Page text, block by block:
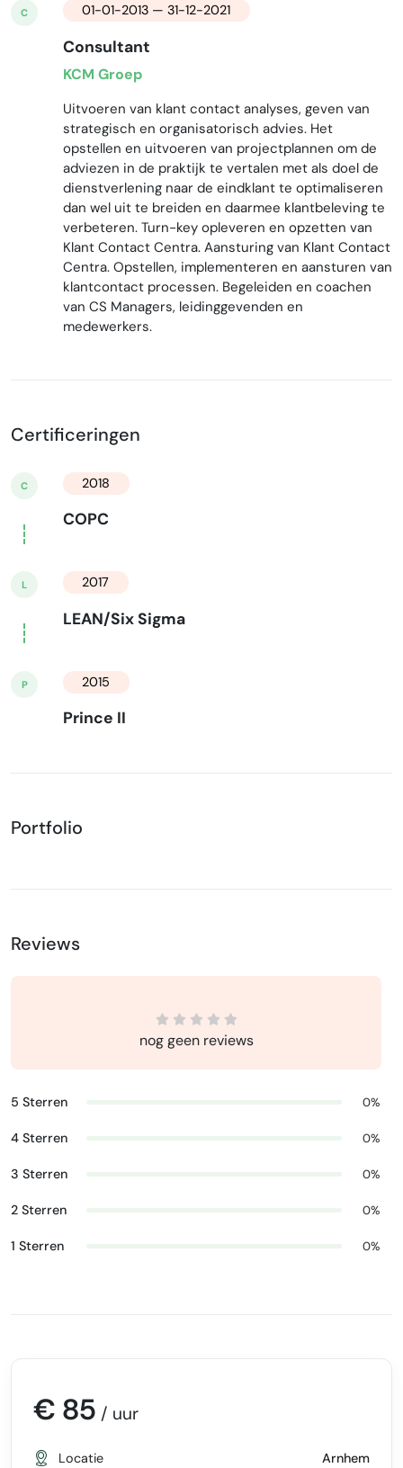
C 01-01-2013 — 31-12-2021
Consultant
KCM Groep
Uitvoeren van klant contact analyses, geven van
strategisch en organisatorisch advies. Het
opstellen en uitvoeren van projectplannen om de
adviezen in de praktijk te vertalen met als doel de
dienstverlening naar de eindklant te optimaliseren
dan wel uit te breiden en daarmee klantbeleving te
verbeteren. Turn-key opleveren en opzetten van
Klant Contact Centra. Aansturing van Klant Contact
Centra. Opstellen, implementeren en aansturen van
klantcontact processen. Begeleiden en coachen
van CS Managers, leidinggevenden en
medewerkers.
Certificeringen
C 2018
COPC
L 2017
LEAN/Six Sigma
P 2015
Prince II
Portfolio
Reviews
nog geen reviews
5 Sterren 0%
4 Sterren 0%
3 Sterren 0%
2 Sterren 0%
1 Sterren 0%
€ 85 / uur
Locatie Arnhem